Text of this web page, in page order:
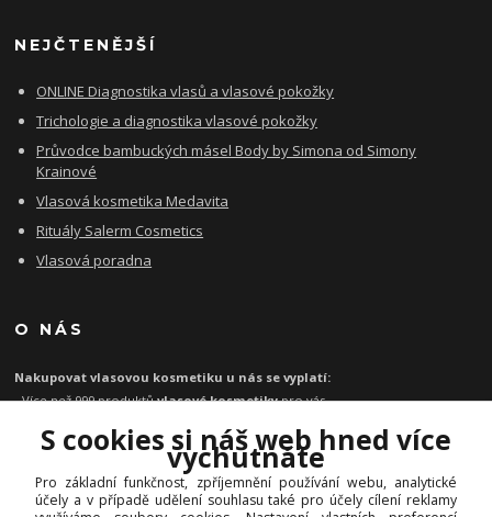
NEJČTENĚJŠÍ
ONLINE Diagnostika vlasů a vlasové pokožky
Trichologie a diagnostika vlasové pokožky
Průvodce bambuckých másel Body by Simona od Simony
Krainové
Vlasová kosmetika Medavita
Rituály Salerm Cosmetics
Vlasová poradna
O NÁS
Nakupovat vlasovou kosmetiku u nás se vyplatí:
- Více než 999 produktůvlasové kosmetikypro vás
- Garance originality profesionálnívlasové kosmetiky
- Při objednávce zboží nad 1199 Kč poštovné zdarma
Expresní doručeníkosmetiky na vlasy do 1 - 2 dnů
S cookies si náš web hned více
vychutnáte
Pro základní funkčnost, zpříjemnění používání webu, analytické
účely a v případě udělení souhlasu také pro účely cílení reklamy